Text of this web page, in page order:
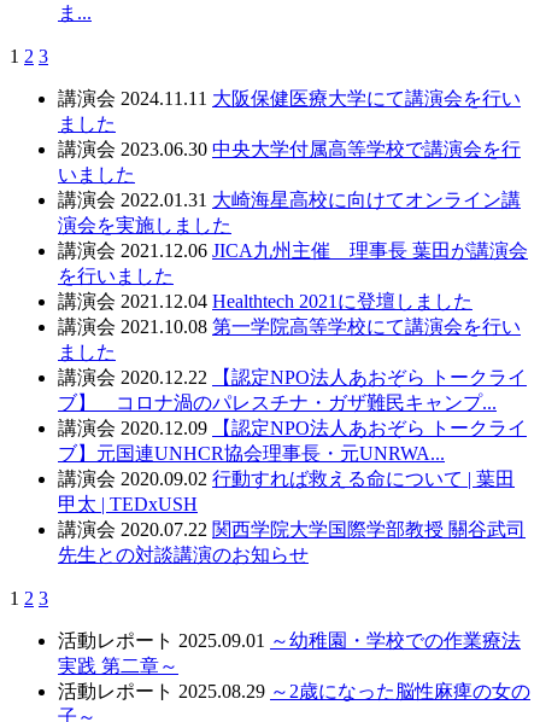
ま...
1 2 3
講演会 2024.11.11 大阪保健医療大学にて講演会を行い
ました
講演会 2023.06.30 中央大学付属高等学校で講演会を行
いました
講演会 2022.01.31 大崎海星高校に向けてオンライン講
演会を実施しました
講演会 2021.12.06 JICA九州主催 理事長 葉田が講演会
を行いました
講演会 2021.12.04 Healthtech 2021に登壇しました
講演会 2021.10.08 第一学院高等学校にて講演会を行い
ました
講演会 2020.12.22
【認定NPO法人あおぞら トークライ
ブ】 コロナ渦のパレスチナ・ガザ難民キャンプ...
講演会 2020.12.09
【認定NPO法人あおぞら トークライ
ブ】元国連UNHCR協会理事長・元UNRWA...
講演会 2020.09.02 行動すれば救える命について | 葉田
甲太 | TEDxUSH
講演会 2020.07.22 関西学院大学国際学部教授 關谷武司
先生との対談講演のお知らせ
1 2 3
活動レポート 2025.09.01 ～幼稚園・学校での作業療法
実践 第二章～
活動レポート 2025.08.29 ～2歳になった脳性麻痺の女の
子～